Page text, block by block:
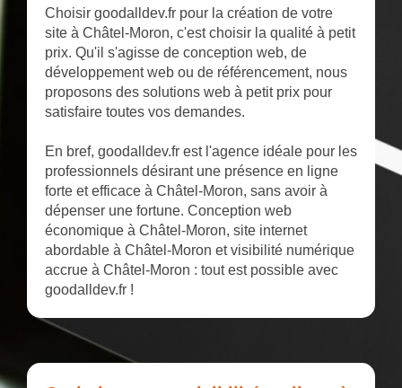
Choisir goodalldev.fr pour la création de votre
site à Châtel-Moron, c'est choisir la qualité à petit
prix. Qu'il s'agisse de conception web, de
développement web ou de référencement, nous
proposons des solutions web à petit prix pour
satisfaire toutes vos demandes.
En bref, goodalldev.fr est l'agence idéale pour les
professionnels désirant une présence en ligne
forte et efficace à Châtel-Moron, sans avoir à
dépenser une fortune. Conception web
économique à Châtel-Moron, site internet
abordable à Châtel-Moron et visibilité numérique
accrue à Châtel-Moron : tout est possible avec
goodalldev.fr !